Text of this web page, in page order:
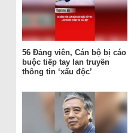
56 Đảng viên, Cán bộ bị cáo
buộc tiếp tay lan truyền
thông tin ‘xấu độc’